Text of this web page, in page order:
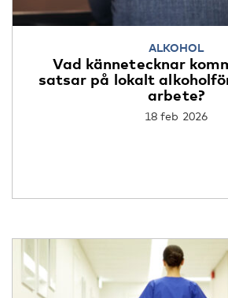
ALKOHOL
Vad kännetecknar
satsar på lokalt
arbete?
18 feb 2026